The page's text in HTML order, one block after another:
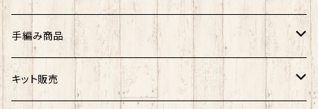
アンゴラホイップ
つややかコットン
手編み商品
マフラー
キット販売